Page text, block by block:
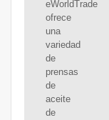
eWorldTrade
ofrece
una
variedad
de
prensas
de
aceite
de